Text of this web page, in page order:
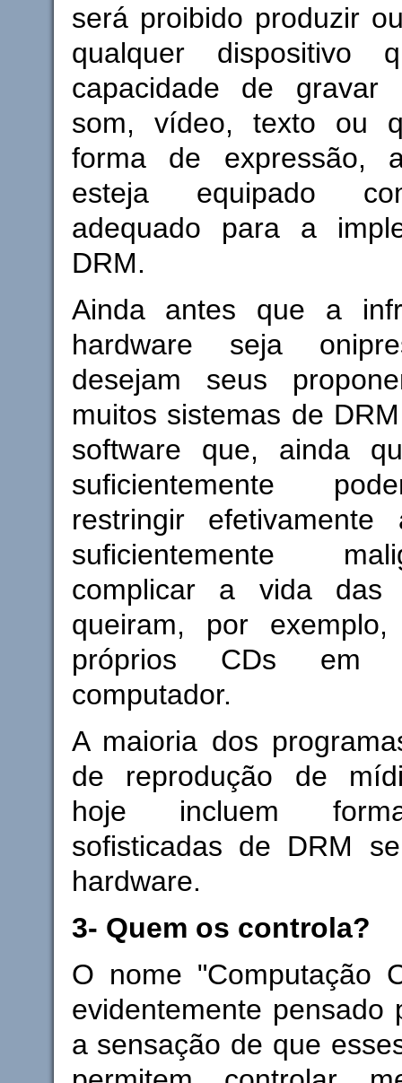
será proibido produzir
qualquer dispositivo
capacidade de gravar
som, vídeo, texto ou
forma de expressão,
esteja equipado
adequado para a
DRM.
Ainda antes que a
hardware seja
desejam seus
muitos sistemas de
software que, ainda
suficientemente
restringir
suficientemente
complicar a vida das
queiram, por
próprios CDs em
computador.
A maioria dos
de reprodução de
hoje incluem
sofisticadas de DRM
hardware.
3- Quem os controla?
O nome "Computação
evidentemente pensado
a sensação de que